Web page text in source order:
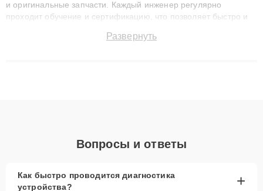
и оригинальные запчасти. Каждый инженер регулярно
проходит обучение и сертификацию, что позволяет быстро и
сохранением гарантии до 3 лет. Наши мастера решают
Развернуть
Вопросы и ответы
Как быстро проводится диагностика
устройства?
+